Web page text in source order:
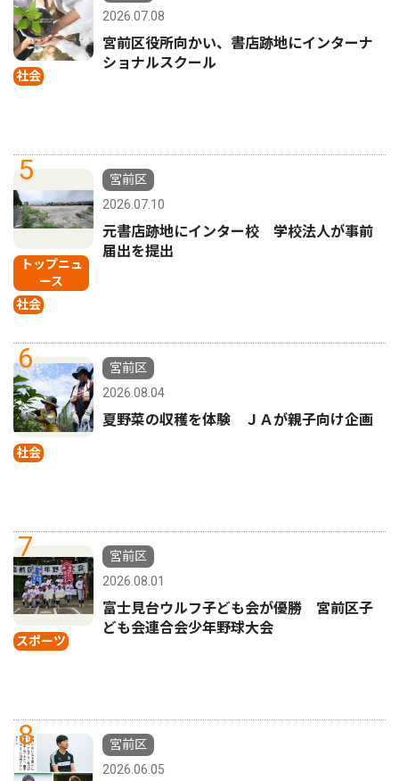
社会
2026.07.08
宮前区役所向かい、書店跡地にインターナ
ショナルスクール
5
トップニュ
ース
社会
宮前区
2026.07.10
元書店跡地にインター校 学校法人が事前
届出を提出
6
社会
宮前区
2026.08.04
夏野菜の収穫を体験 ＪＡが親子向け企画
7
スポーツ
宮前区
2026.08.01
富士見台ウルフ子ども会が優勝 宮前区子
ども会連合会少年野球大会
8
宮前区
2026.06.05